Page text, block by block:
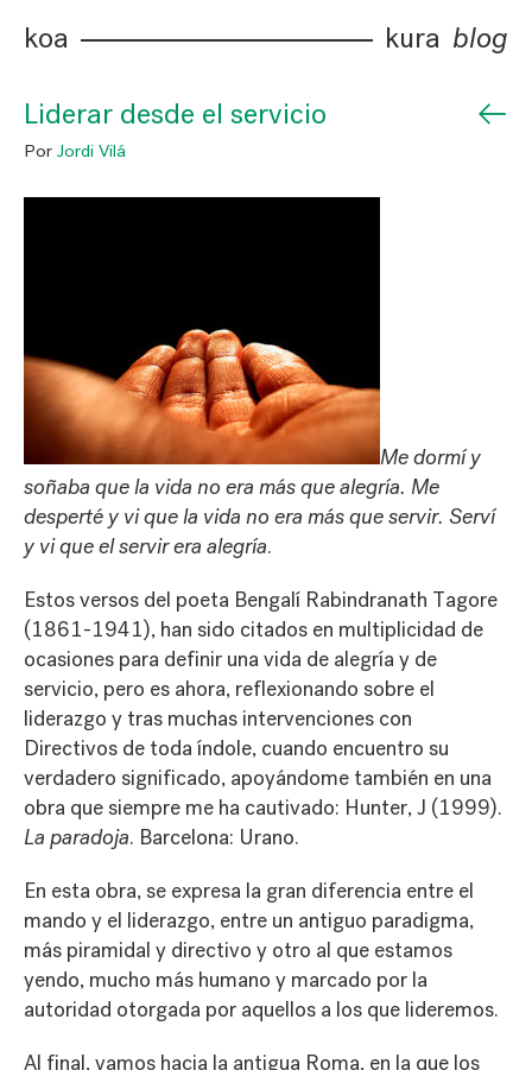
koa kura blog
Liderar desde el servicio ←
Por Jordi Vilá
Me dormí y
soñaba que la vida no era más que alegría. Me
desperté y vi que la vida no era más que servir. Serví
y vi que el servir era alegría.
Estos versos del poeta Bengalí Rabindranath Tagore
(1861-1941), han sido citados en multiplicidad de
ocasiones para definir una vida de alegría y de
servicio, pero es ahora, reflexionando sobre el
liderazgo y tras muchas intervenciones con
Directivos de toda índole, cuando encuentro su
verdadero significado, apoyándome también en una
obra que siempre me ha cautivado: Hunter, J (1999).
La paradoja. Barcelona: Urano.
En esta obra, se expresa la gran diferencia entre el
mando y el liderazgo, entre un antiguo paradigma,
más piramidal y directivo y otro al que estamos
yendo, mucho más humano y marcado por la
autoridad otorgada por aquellos a los que lideremos.
Al final, vamos hacia la antigua Roma, en la que los